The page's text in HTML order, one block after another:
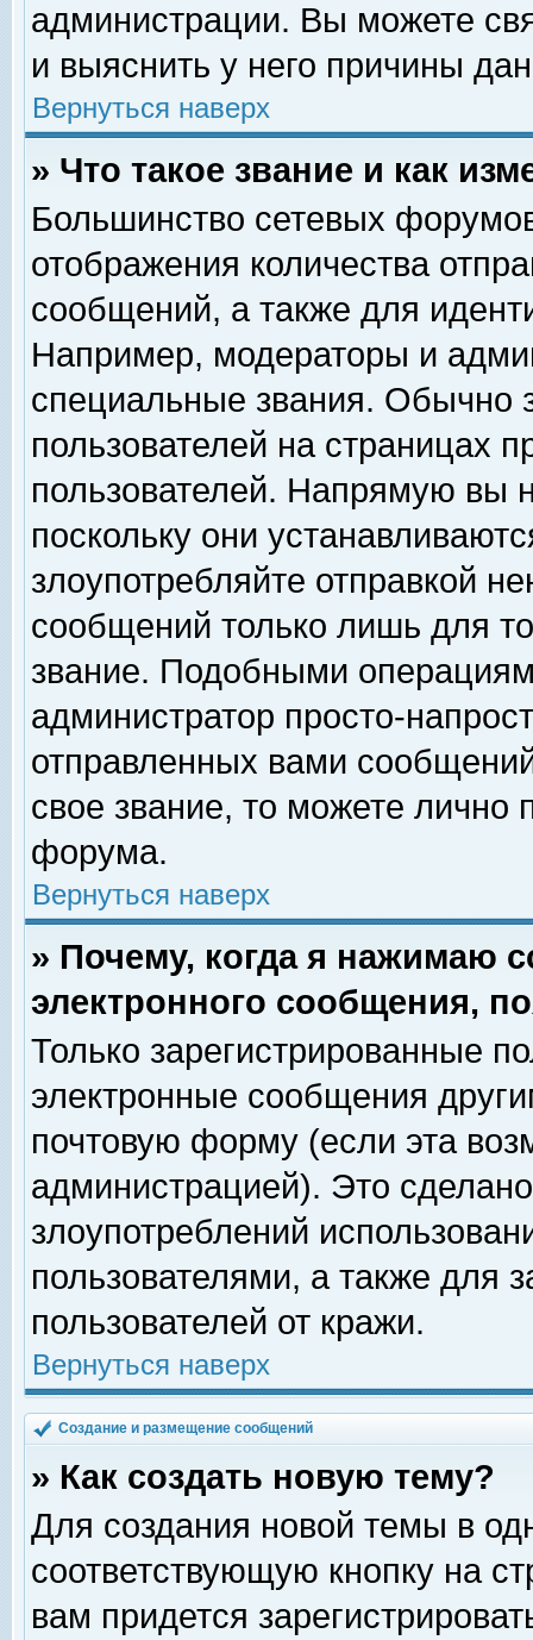
администрации. Вы можете
и выяснить у него причины
Вернуться наверх
» Что такое звание и как
Большинство сетевых
отображения количества
сообщений, а также для
Например, модераторы и
специальные звания. Обычно
пользователей на страницах
пользователей. Напрямую вы
поскольку они
злоупотребляйте отправкой
сообщений только лишь для
звание. Подобными
администратор просто-
отправленных вами
свое звание, то можете лично
форума.
Вернуться наверх
» Почему, когда я нажимаю
электронного сообщения,
Только зарегистрированные
электронные сообщения
почтовую форму (если эта
администрацией). Это
злоупотреблений
пользователями, а также для
пользователей от кражи.
Вернуться наверх
Создание и размещение сообщений
» Как создать новую тему?
Для создания новой темы в
соответствующую кнопку на
вам придется